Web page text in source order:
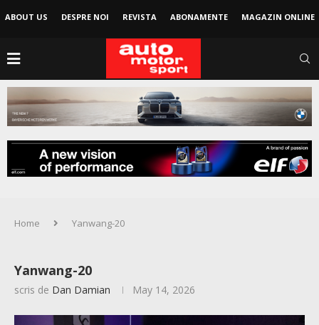
ABOUT US DESPRE NOI REVISTA ABONAMENTE MAGAZIN ONLINE
Home Yanwang-20
Yanwang-20
scris de Dan Damian May 14, 2026